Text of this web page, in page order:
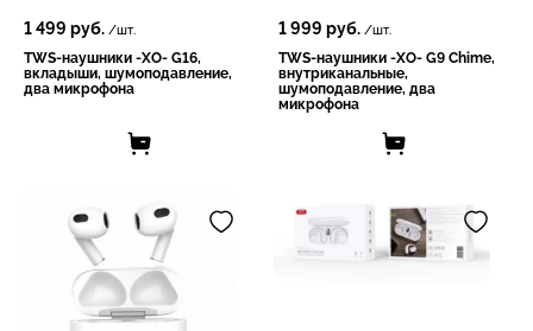
1 499 руб. /шт.
TWS-наушники -XO- G16,
вкладыши, шумоподавление,
два микрофона
1 999 руб. /шт.
TWS-наушники -XO- G9 Chime,
внутриканальные,
шумоподавление, два
микрофона